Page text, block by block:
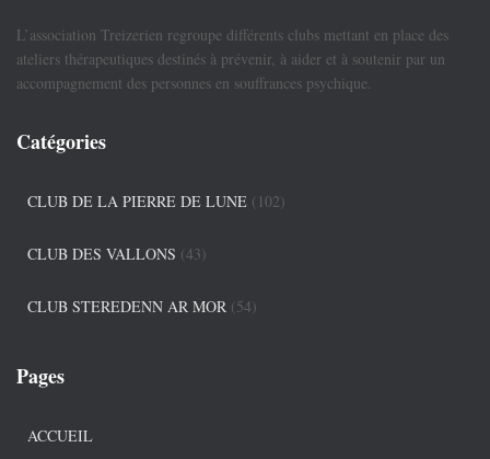
L’association Treizerien regroupe différents clubs mettant en place des
ateliers thérapeutiques destinés à prévenir, à aider et à soutenir par un
accompagnement des personnes en souffrances psychique.
Catégories
CLUB DE LA PIERRE DE LUNE (102)
CLUB DES VALLONS (43)
CLUB STEREDENN AR MOR (54)
Pages
ACCUEIL